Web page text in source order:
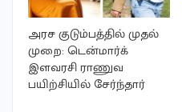
அரச குடும்பத்தில் முதல்
முறை: டென்மார்க்
இளவரசி ராணுவ
பயிற்சியில் சேர்ந்தார்